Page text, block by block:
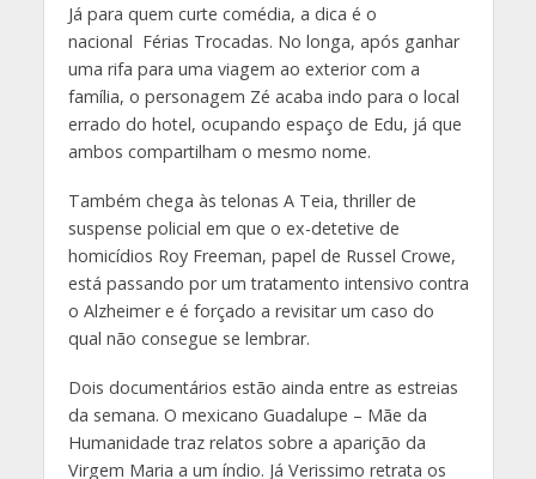
Já para quem curte comédia, a dica é o
nacional Férias Trocadas. No longa, após ganhar
uma rifa para uma viagem ao exterior com a
família, o personagem Zé acaba indo para o local
errado do hotel, ocupando espaço de Edu, já que
ambos compartilham o mesmo nome.
Também chega às telonas A Teia, thriller de
suspense policial em que o ex-detetive de
homicídios Roy Freeman, papel de Russel Crowe,
está passando por um tratamento intensivo contra
o Alzheimer e é forçado a revisitar um caso do
qual não consegue se lembrar.
Dois documentários estão ainda entre as estreias
da semana. O mexicano Guadalupe – Mãe da
Humanidade traz relatos sobre a aparição da
Virgem Maria a um índio. Já Verissimo retrata os